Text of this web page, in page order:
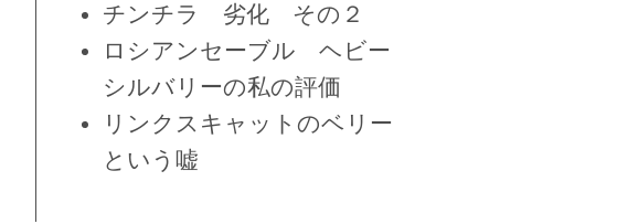
チンチラ 劣化 その２
ロシアンセーブル ヘビー
シルバリーの私の評価
リンクスキャットのベリー
という嘘